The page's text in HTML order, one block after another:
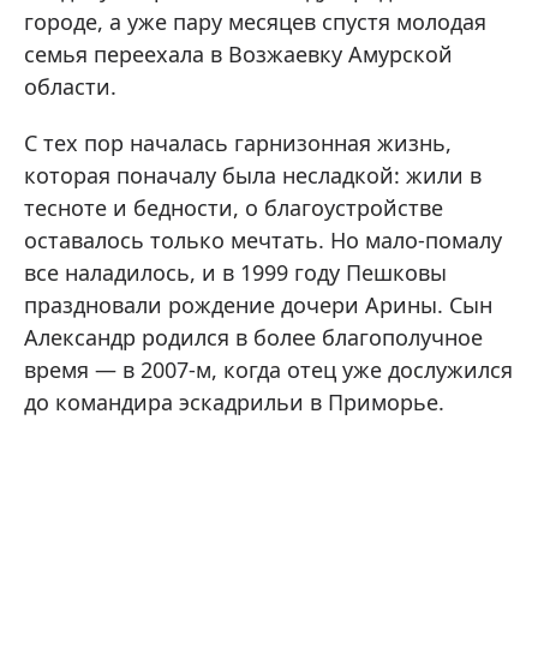
городе, а уже пару месяцев спустя молодая
семья переехала в Возжаевку Амурской
области.
С тех пор началась гарнизонная жизнь,
которая поначалу была несладкой: жили в
тесноте и бедности, о благоустройстве
оставалось только мечтать. Но мало-помалу
все наладилось, и в 1999 году Пешковы
праздновали рождение дочери Арины. Сын
Александр родился в более благополучное
время — в 2007-м, когда отец уже дослужился
до командира эскадрильи в Приморье.